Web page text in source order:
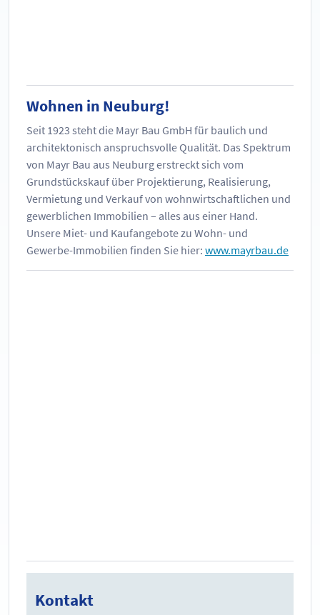
Wohnen in Neuburg!
Seit 1923 steht die Mayr Bau GmbH für baulich und
architektonisch anspruchsvolle Qualität. Das Spektrum
von Mayr Bau aus Neuburg erstreckt sich vom
Grundstückskauf über Projektierung, Realisierung,
Vermietung und Verkauf von wohnwirtschaftlichen und
gewerblichen Immobilien – alles aus einer Hand.
Unsere Miet- und Kaufangebote zu Wohn- und
Gewerbe-Immobilien finden Sie hier: www.mayrbau.de
Kontakt